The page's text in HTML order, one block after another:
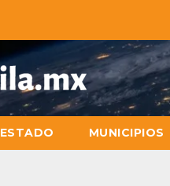
ESTADO MUNICIPIOS